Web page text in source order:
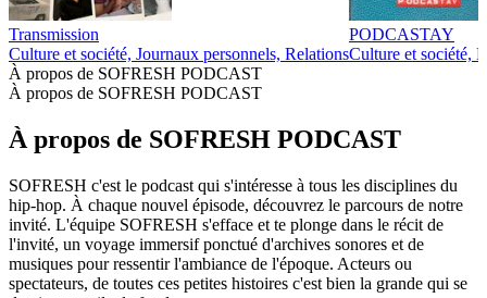
Transmission
Culture et société, Journaux personnels, Relations
PODCASTAY
Culture et société,
À propos de SOFRESH PODCAST
À propos de SOFRESH PODCAST
À propos de SOFRESH PODCAST
SOFRESH c'est le podcast qui s'intéresse à tous les disciplines du
hip-hop. À chaque nouvel épisode, découvrez le parcours de notre
invité. L'équipe SOFRESH s'efface et te plonge dans le récit de
l'invité, un voyage immersif ponctué d'archives sonores et de
musiques pour ressentir l'ambiance de l'époque. Acteurs ou
spectateurs, de toutes ces petites histoires c'est bien la grande qui se